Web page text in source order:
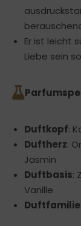
Er ist leicht
Liebe sein
Duftkopf:
Duftherz:
Jasmin
Duftbasis:
Vanille
Duftfamilie